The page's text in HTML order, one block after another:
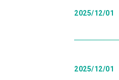
2025/12/01
2025/12/01